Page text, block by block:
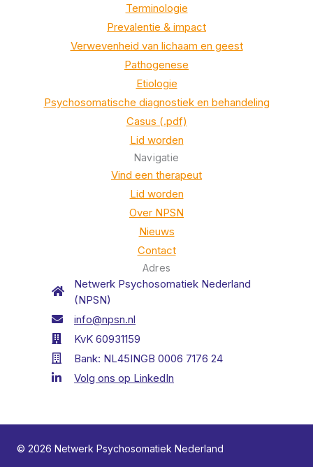
Terminologie
Prevalentie & impact
Verwevenheid van lichaam en geest
Pathogenese
Etiologie
Psychosomatische diagnostiek en behandeling
Casus (.pdf)
Lid worden
Navigatie
Vind een therapeut
Lid worden
Over NPSN
Nieuws
Contact
Adres
Netwerk Psychosomatiek Nederland
(NPSN)
info@npsn.nl
KvK 60931159
Bank: NL45INGB 0006 7176 24
Volg ons op LinkedIn
© 2026 Netwerk Psychosomatiek Nederland